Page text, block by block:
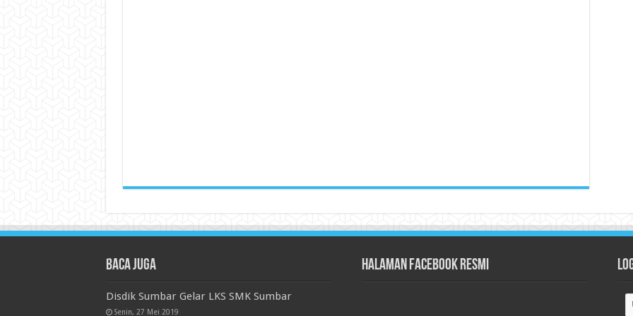
Baca juga
Disdik Sumbar Gelar LKS SMK Sumbar
Senin, 27 Mei 2019
Halaman Facebook Resmi